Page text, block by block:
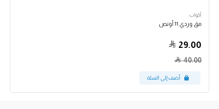
أكواب
مق وردي 11 أونص
29.00
40.00